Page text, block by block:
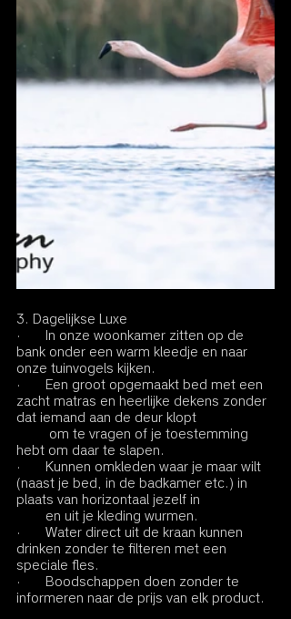
3. Dagelijkse Luxe
·       In onze woonkamer zitten op de
bank onder een warm kleedje en naar
onze tuinvogels kijken.
·       Een groot opgemaakt bed met een
zacht matras en heerlijke dekens zonder
dat iemand aan de deur klopt
hebt om daar te slapen.
·       Kunnen omkleden waar je maar wilt
(naast je bed, in de badkamer etc.) in
plaats van horizontaal jezelf in
        en uit je kleding wurmen.
·       Water direct uit de kraan kunnen
drinken zonder te filteren met een
speciale fles.
·       Boodschappen doen zonder te
informeren naar de prijs van elk product.